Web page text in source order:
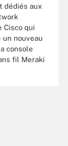
dédiés aux
Cisco qui
nouveau
console
fil Meraki